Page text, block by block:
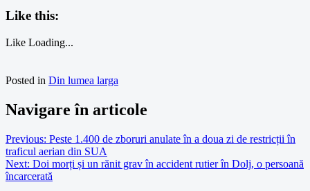
Like this:
Like Loading...
Posted in Din lumea larga
Navigare în articole
Previous: Peste 1.400 de zboruri anulate în a doua zi de restricții în
traficul aerian din SUA
Next: Doi morți și un rănit grav în accident rutier în Dolj, o persoană
încarcerată